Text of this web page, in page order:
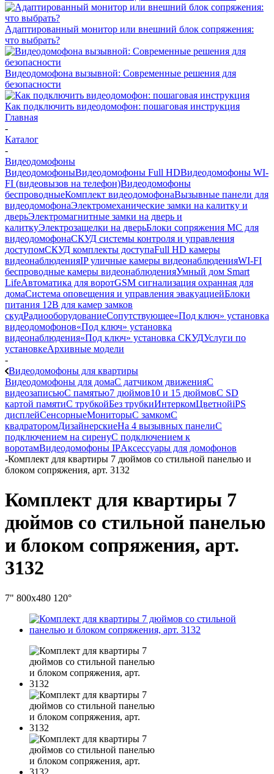
Адаптированный монитор или внешний блок сопряжения:
что выбрать?
Видеодомофона вызывной: Современные решения для
безопасности
Как подключить видеодомофон: пошаговая инструкция
Главная
-
Каталог
-
Видеодомофоны
ВидеодомофоныВидеодомофоны Full HDВидеодомофоны WI-
FI (видеовызов на телефон)Видеодомофоны
беспроводныеКомплект видеодомофонаВызывные панели для
видеодомофонаЭлектромеханические замки на калитку и
дверьЭлектромагнитные замки на дверь и
калиткуЭлектрозащелки на дверьБлоки сопряжения МС для
видеодомофонаСКУД системы контроля и управления
доступомСКУД комплекты доступаFull HD камеры
видеонаблюденияIP уличные камеры видеонаблюденияWI-FI
беспроводные камеры видеонаблюденияУмный дом Smart
LifeАвтоматика для воротGSM сигнализация охранная для
домаCистема оповещения и управления эвакуациейБлоки
питания 12В для камер замков
скудРадиооборудованиеСопутствующее«Под ключ» установка
видеодомофонов«Под ключ» установка
видеонаблюдения«Под ключ» установка СКУДУслуги по
установкеАрхивные модели
-
Видеодомофоны для квартиры
Видеодомофоны для домаС датчиком движенияС
видеозаписьюC памятью7 дюймов10 и 15 дюймовС SD
картой памятиС трубкойБез трубкиИнтеркомЦветнойiPS
дисплейСенсорныеМониторыС замкомC
квадраторомДизайнерскиеНа 4 вызывных панелиС
подключением на сиренуС подключением к
воротамВидеодомофоны IPАксессуары для домофонов
-Комплект для квартиры 7 дюймов со стильной панелью и
блоком сопряжения, арт. 3132
Комплект для квартиры 7
дюймов со стильной панелью
и блоком сопряжения, арт.
3132
7" 800x480 120°